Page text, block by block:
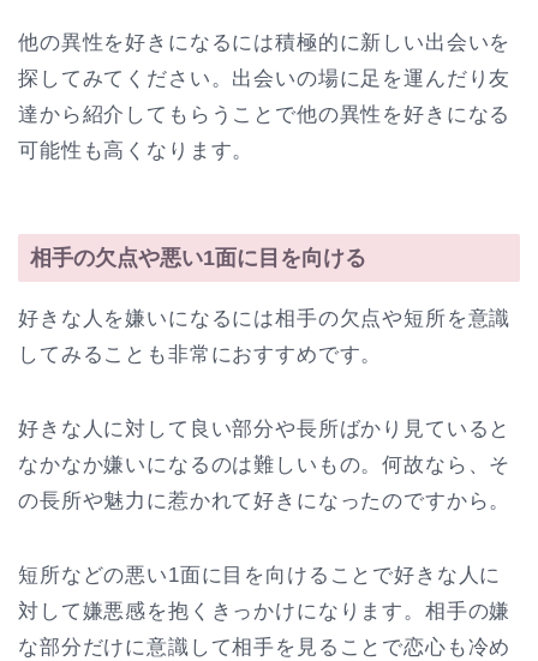
他の異性を好きになるには積極的に新しい出会いを
探してみてください。出会いの場に足を運んだり友
達から紹介してもらうことで他の異性を好きになる
可能性も高くなります。
相手の欠点や悪い1面に目を向ける
好きな人を嫌いになるには相手の欠点や短所を意識
してみることも非常におすすめです。
好きな人に対して良い部分や長所ばかり見ていると
なかなか嫌いになるのは難しいもの。何故なら、そ
の長所や魅力に惹かれて好きになったのですから。
短所などの悪い1面に目を向けることで好きな人に
対して嫌悪感を抱くきっかけになります。相手の嫌
な部分だけに意識して相手を見ることで恋心も冷め